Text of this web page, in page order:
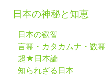
日本の神秘と知恵
日本の叡智
言霊・カタカムナ・数霊
超★日本論
知られざる日本